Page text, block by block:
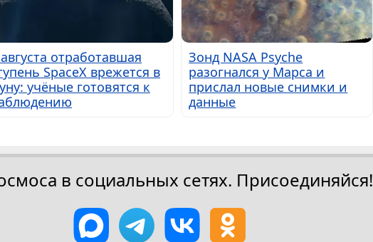
отработавшая
SpaceX врежется в
учёные готовятся к
Зонд NASA Psyche
разогнался у Марса и
прислал новые снимки и
данные
в социальных сетях. Присоединяйся!